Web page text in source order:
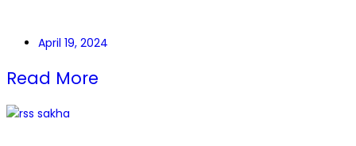
April 19, 2024
Read More